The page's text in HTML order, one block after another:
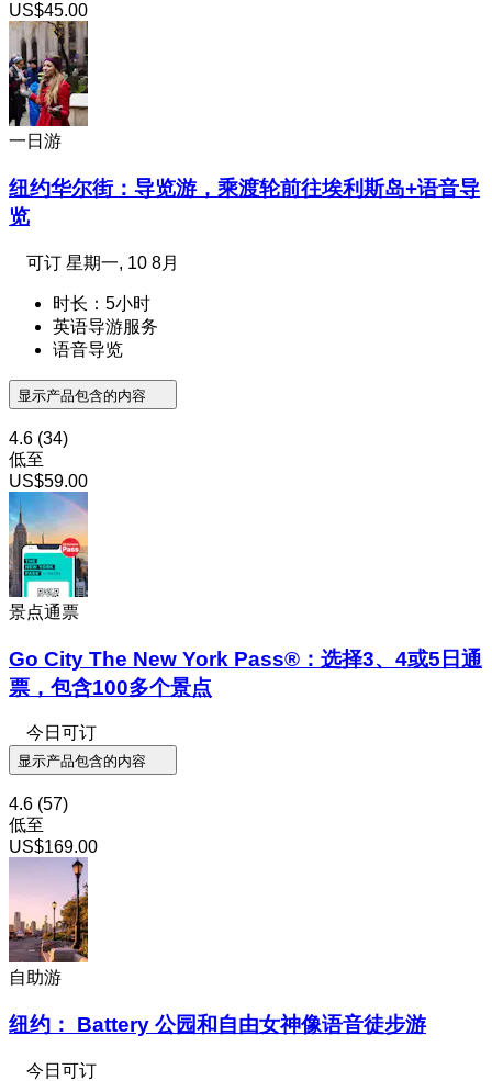
US$45.00
一日游
纽约华尔街：导览游，乘渡轮前往埃利斯岛+语音导
览
可订 星期一, 10 8月
时长：5小时
英语导游服务
语音导览
显示产品包含的内容
4.6 (34)
低至
US$59.00
景点通票
Go City The New York Pass®：选择3、4或5日通
票，包含100多个景点
今日可订
显示产品包含的内容
4.6 (57)
低至
US$169.00
自助游
纽约： Battery 公园和自由女神像语音徒步游
今日可订